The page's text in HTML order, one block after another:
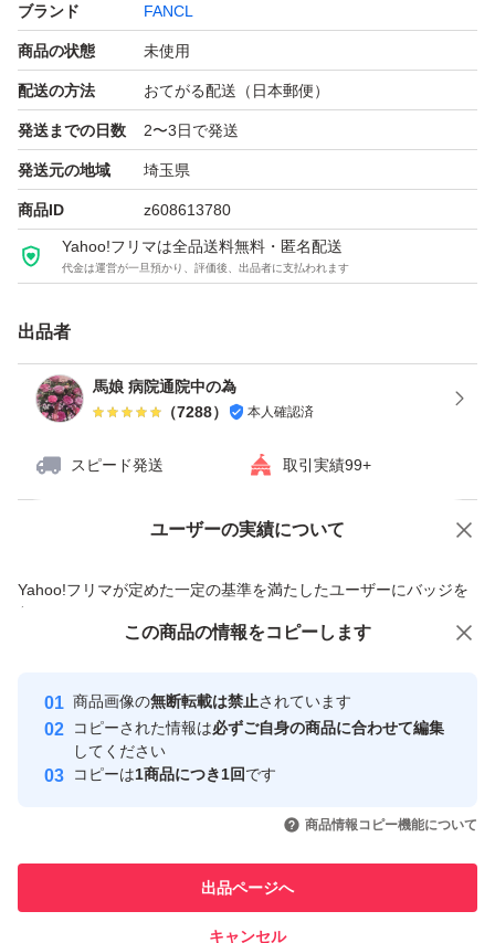
ブランド FANCL
商品の状態 未使用
配送の方法 おてがる配送（日本郵便）
発送までの日数 2〜3日で発送
発送元の地域 埼玉県
商品ID z608613780
Yahoo!フリマは全品送料無料・匿名配送
代金は運営が一旦預かり、評価後、出品者に支払われます
出品者
馬娘 病院通院中の為
（7288） 本人確認済
スピード発送 取引実績99+
ユーザーの実績について
Yahoo!フリマが定めた一定の基準を満たしたユーザーにバッジを
付与しています
安心取引出品者
心・安全なユーザーです
取引実績
引を完了させた実績があります
での取引実績があります
価格の相談 商品への質問
この商品の情報をコピーします
商品画像の無断転載は禁止されています
コピーされた情報は必ずご自身の商品に合わせて編集
してください
コピーは1商品につき1回です
商品情報コピー機能について
出品ページへ
キャンセル
この商品をみている人にオススメ